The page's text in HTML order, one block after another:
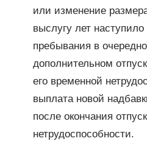
или изменение
выслугу лет
пребывания в
дополнительном
его временной
выплата новой
после окончания
нетрудоспособности.